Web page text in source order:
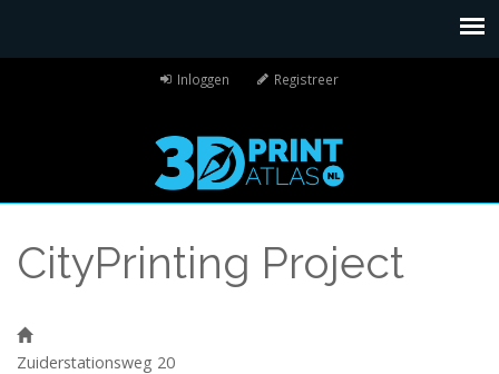
Inloggen Registreer
CityPrinting Project
Zuiderstationsweg 20